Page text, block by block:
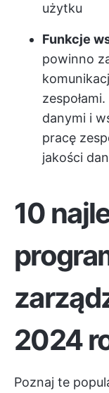
użytku
Funkcje
powinno
danymi i
pracę
jakości
10
2024
Poznaj te